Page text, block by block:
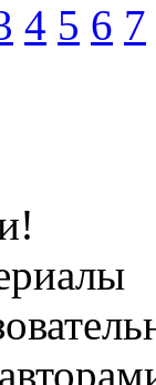
4 5 6 7